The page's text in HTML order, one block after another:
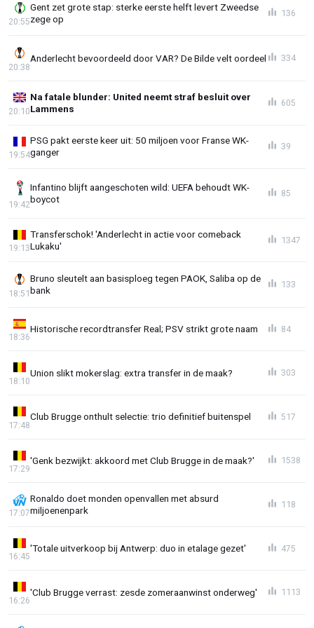
Gent zet grote stap: sterke eerste helft levert Zweedse
zege op
20:55
136
Anderlecht bevoordeeld door VAR? De Bilde velt oordeel
20:38
334
Na fatale blunder: United neemt straf besluit over
Lammens
20:10
605
PSG pakt eerste keer uit: 50 miljoen voor Franse WK-
ganger
19:54
39
Infantino blijft aangeschoten wild: UEFA behoudt WK-
boycot
19:42
85
Transferschok! 'Anderlecht in actie voor comeback
Lukaku'
19:13
1347
Bruno sleutelt aan basisploeg tegen PAOK, Saliba op de
bank
18:51
133
Historische recordtransfer Real; PSV strikt grote naam
18:36
84
Union slikt mokerslag: extra transfer in de maak?
18:10
303
Club Brugge onthult selectie: trio definitief buitenspel
17:48
517
'Genk bezwijkt: akkoord met Club Brugge in de maak?'
17:29
1538
Ronaldo doet monden openvallen met absurd
miljoenenpark
17:07
118
'Totale uitverkoop bij Antwerp: duo in etalage gezet'
16:45
475
'Club Brugge verrast: zesde zomeraanwinst onderweg'
16:26
1113